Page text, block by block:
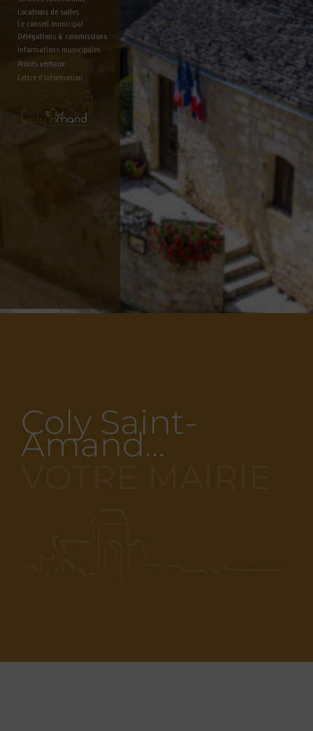
Locations de salles
Le conseil municipal
Délégations & commissions
Informations municipales
Lettre d'information
Procès verbaux
Coly Saint-
Amand…